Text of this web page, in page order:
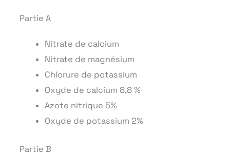
Partie A
Nitrate de calcium
Nitrate de magnésium
Chlorure de potassium
Oxyde de calcium 8,8 %
Azote nitrique 5%
Oxyde de potassium 2%
Partie B